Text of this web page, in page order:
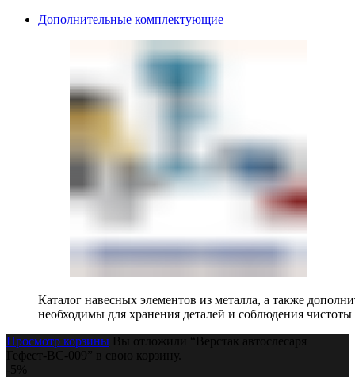
Дополнительные комплектующие
Каталог навесных элементов из металла, а также
необходимы для хранения деталей и соблюдения чистоты
Просмотр корзины Вы отложили “Верстак автослесаря
Гефест-ВС-009” в свою корзину.
-5%